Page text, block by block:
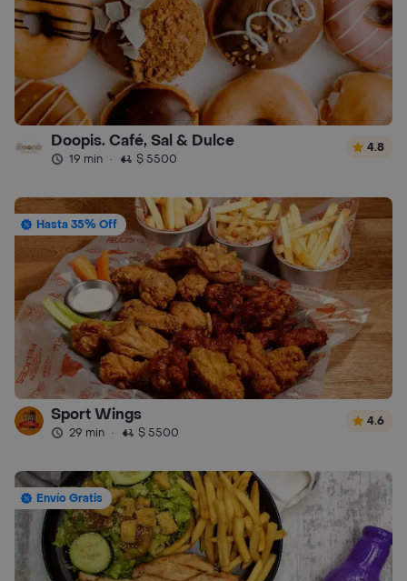
Doopis. Café, Sal & Dulce
19 min · $ 5500
4.8
Hasta 35% Off
Sport Wings
29 min · $ 5500
4.6
Envío Gratis